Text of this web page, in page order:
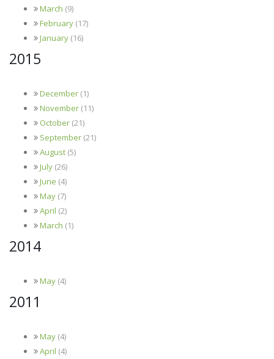
March (9)
February (17)
January (16)
2015
December (1)
November (11)
October (21)
September (21)
August (5)
July (26)
June (4)
May (7)
April (2)
March (1)
2014
May (4)
2011
May (4)
April (4)